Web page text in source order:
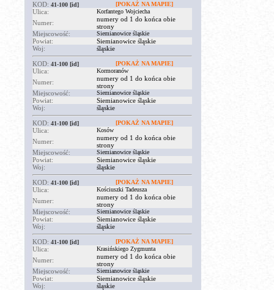
KOD: 41-100 [id] [POKAŻ NA MAPIE]
Ulica: Korfantego Wojciecha
Numer:
numery od 1 do końca obie
strony
Miejscowość:
Siemianowice śląskie
Powiat:
Siemianowice śląskie
Woj:
śląskie
KOD: 41-100 [id] [POKAŻ NA MAPIE]
Ulica: Kormoranów
Numer:
numery od 1 do końca obie
strony
Miejscowość:
Siemianowice śląskie
Powiat:
Siemianowice śląskie
Woj:
śląskie
KOD: 41-100 [id] [POKAŻ NA MAPIE]
Ulica: Kosów
Numer:
numery od 1 do końca obie
strony
Miejscowość:
Siemianowice śląskie
Powiat:
Siemianowice śląskie
Woj:
śląskie
KOD: 41-100 [id] [POKAŻ NA MAPIE]
Ulica: Kościuszki Tadeusza
Numer:
numery od 1 do końca obie
strony
Miejscowość:
Siemianowice śląskie
Powiat:
Siemianowice śląskie
Woj:
śląskie
KOD: 41-100 [id] [POKAŻ NA MAPIE]
Ulica: Krasińskiego Zygmunta
Numer:
numery od 1 do końca obie
strony
Miejscowość:
Siemianowice śląskie
Powiat:
Siemianowice śląskie
Woj:
śląskie